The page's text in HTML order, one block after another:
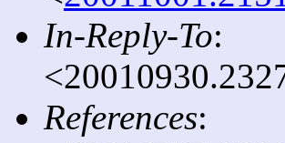
In-Reply-To:
References: